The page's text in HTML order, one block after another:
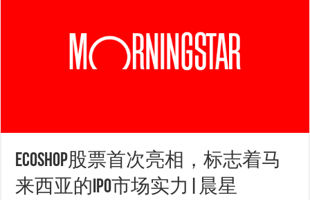
EcoShop股票首次亮相，标志着马
来西亚的IPO市场实力|晨星